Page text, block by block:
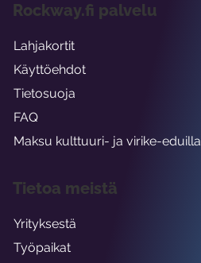
Rockway.fi palvelu
Lahjakortit
Käyttöehdot
Tietosuoja
FAQ
Maksu kulttuuri- ja virike-eduilla
Tietoa meistä
Yrityksestä
Työpaikat